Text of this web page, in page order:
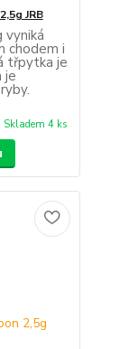
JRB
vyniká
chodem i
třpytka je
je
Skladem 4 ks